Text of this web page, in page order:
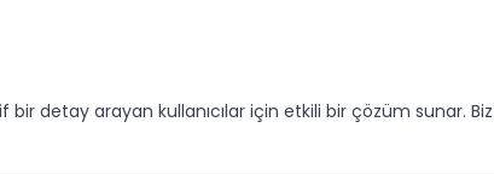
bir detay arayan kullanıcılar için etkili bir çözüm sunar.